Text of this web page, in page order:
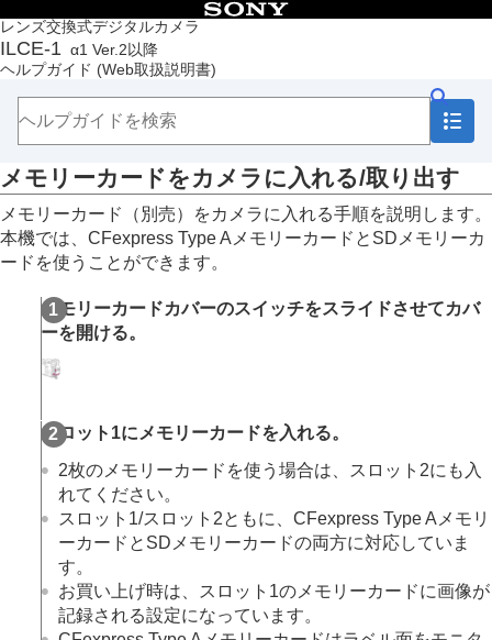
レンズ交換式デジタルカメラ
ILCE-1 α1 Ver.2以降
ヘルプガイド (Web取扱説明書)
目次
トップページ
ヘルプガイドの使いかた
本体と付属品を確認する
本機の基本操作
準備/基本的な撮影
充電する
外部電源でカメラを使う
使用できるメモリーカード
レンズを取り付ける/取りはずす
カメラの初期設定を行う
カメラをカスタマイズする
カメラの設定を変更する
スマートフォンでできること
パソコンでできること
クラウドサービスを利用する
故障かな？と思ったら
メモリーカードをカメラに入れる/取り出す
メモリーカード（別売）をカメラに入れる手順を説明します。
本機では、CFexpress Type AメモリーカードとSDメモリーカ
ードを使うことができます。
メモリーカードカバーのスイッチをスライドさせてカバ
ーを開ける。
スロット1にメモリーカードを入れる。
2枚のメモリーカードを使う場合は、スロット2にも入
れてください。
スロット1/スロット2ともに、CFexpress Type Aメモリ
ーカードとSDメモリーカードの両方に対応していま
す。
お買い上げ時は、スロット1のメモリーカードに画像が
記録される設定になっています。